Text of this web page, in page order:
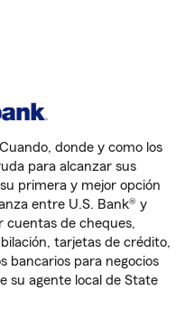
donde y como los
para alcanzar sus
primera y mejor opción
entre U.S. Bank® y
cuentas de cheques,
tarjetas de crédito,
bancarios para negocios
su agente local de State